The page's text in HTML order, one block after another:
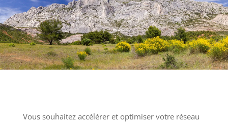
Vous souhaitez accélérer et optimiser votre réseau